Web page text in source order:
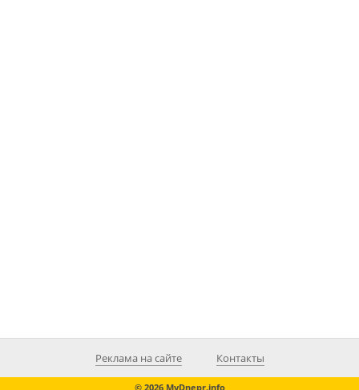
Реклама на сайте Контакты
© 2026 MyDnepr.info